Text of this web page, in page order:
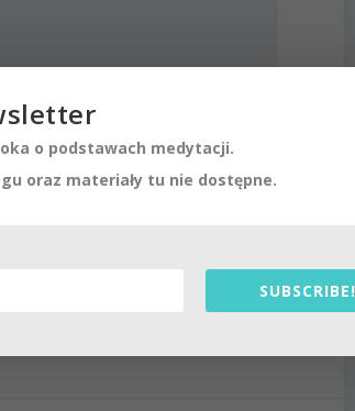
o podstawach medytacji.
oraz materiały tu nie dostępne.
SUBSCRIBE!